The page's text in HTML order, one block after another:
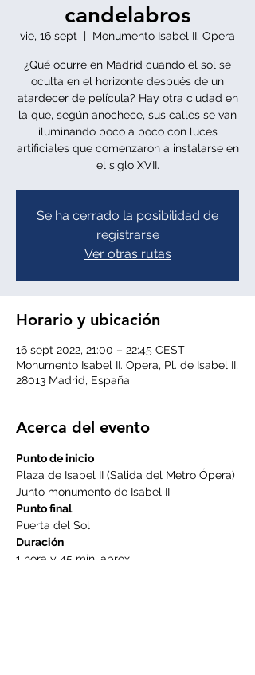
candelabros
vie, 16 sept
  |
Monumento Isabel II. Opera
¿Qué ocurre en Madrid cuando el sol se
oculta en el horizonte después de un
atardecer de película?​ Hay otra ciudad en
la que, según anochece, sus calles se van
iluminando poco a poco con luces
artificiales que comenzaron a instalarse en
el siglo XVII.
Se ha cerrado la posibilidad de
registrarse
Ver otras rutas
Horario y ubicación
16 sept 2022, 21:00 – 22:45 CEST
Monumento Isabel II. Opera, Pl. de Isabel II,
28013 Madrid, España
Acerca del evento
Punto de inicio
Plaza de Isabel II (Salida del Metro Ópera)
Junto monumento de Isabel II
Punto final
Puerta del Sol
Duración
1 hora y 45 min. aprox.